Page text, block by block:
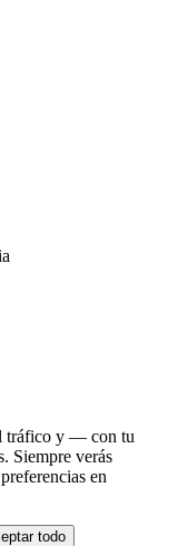
tráfico y — con tu
Siempre verás
en
todo